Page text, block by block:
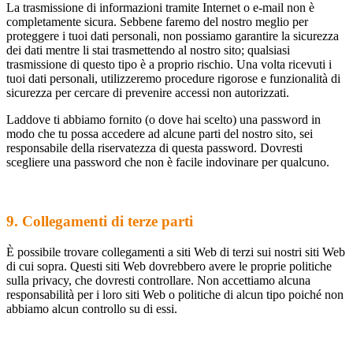
La trasmissione di informazioni tramite Internet o e-mail non è
completamente sicura. Sebbene faremo del nostro meglio per
proteggere i tuoi dati personali, non possiamo garantire la sicurezza
dei dati mentre li stai trasmettendo al nostro sito; qualsiasi
trasmissione di questo tipo è a proprio rischio. Una volta ricevuti i
tuoi dati personali, utilizzeremo procedure rigorose e funzionalità di
sicurezza per cercare di prevenire accessi non autorizzati.
Laddove ti abbiamo fornito (o dove hai scelto) una password in
modo che tu possa accedere ad alcune parti del nostro sito, sei
responsabile della riservatezza di questa password. Dovresti
scegliere una password che non è facile indovinare per qualcuno.
9. Collegamenti di terze parti
È possibile trovare collegamenti a siti Web di terzi sui nostri siti Web
di cui sopra. Questi siti Web dovrebbero avere le proprie politiche
sulla privacy, che dovresti controllare. Non accettiamo alcuna
responsabilità per i loro siti Web o politiche di alcun tipo poiché non
abbiamo alcun controllo su di essi.